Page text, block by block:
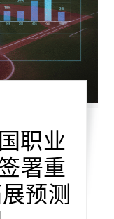
职业
署重
预测